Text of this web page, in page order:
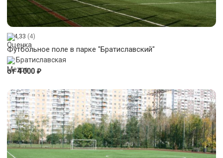
4,33 (4)
Футбольное поле в парке "Братиславский"
Братиславская
от 4 000 ₽